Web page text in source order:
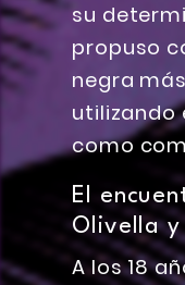
su
propuso
negra
utilizando
como
El
Olivella y
A los 18